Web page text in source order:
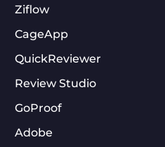
Ziflow
CageApp
QuickReviewer
Review Studio
GoProof
Adobe